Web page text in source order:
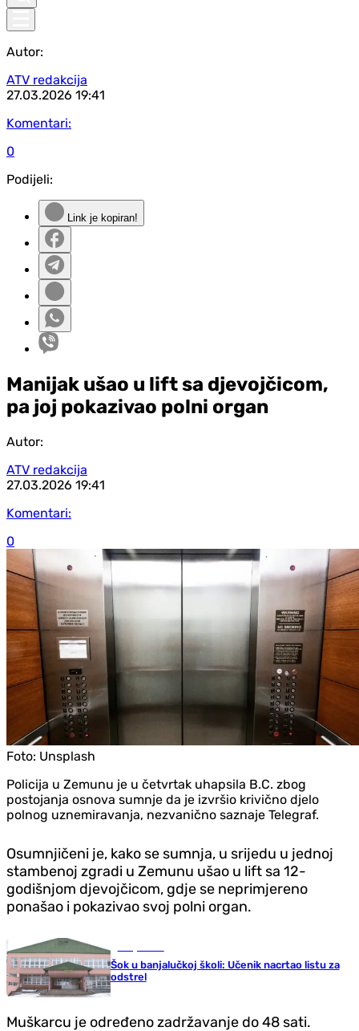
Autor:
ATV redakcija
27.03.2026 19:41
Komentari:
0
Podijeli:
Link je kopiran!
Manijak ušao u lift sa djevojčicom,
pa joj pokazivao polni organ
Autor:
ATV redakcija
27.03.2026 19:41
Komentari:
0
Foto: Unsplash
Policija u Zemunu je u četvrtak uhapsila B.C. zbog
postojanja osnova sumnje da je izvršio krivično djelo
polnog uznemiravanja, nezvanično saznaje Telegraf.
Osumnjičeni je, kako se sumnja, u srijedu u jednoj
stambenoj zgradi u Zemunu ušao u lift sa 12-
godišnjom djevojčicom, gdje se neprimjereno
ponašao i pokazivao svoj polni organ.
Šok u banjalučkoj školi: Učenik nacrtao listu za
odstrel
Muškarcu je određeno zadržavanje do 48 sati.